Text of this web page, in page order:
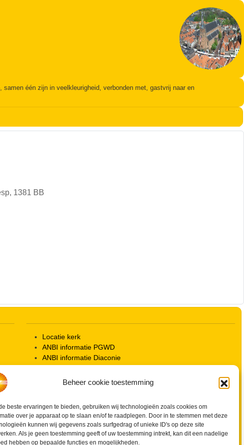
Beheer cookie toestemming
beste ervaringen te bieden, gebruiken wij technologieën zoals cookies om
over je apparaat op te slaan en/of te raadplegen. Door in te stemmen met deze
kunnen wij gegevens zoals surfgedrag of unieke ID's op deze site
Als je geen toestemming geeft of uw toestemming intrekt, kan dit een nadelige
hebben op bepaalde functies en mogelijkheden.
één zijn in veelkleurigheid, verbonden met, gastvrij naar en
1381 BB
Locatie kerk
ANBI informatie PGWD
ANBI informatie Diaconie
Info Kerkelijke gebouwen / koster
Redactiestatuut voor kerkblad en website
Privacy
Streaming Protocol
Cookiebeleid (EU)
Zoeken